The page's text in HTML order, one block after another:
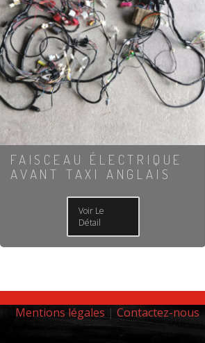
FAISCEAU ÉLECTRIQUE
AVANT TAXI ANGLAIS
Voir Le
Détail
Mentions légales | Contactez-nous